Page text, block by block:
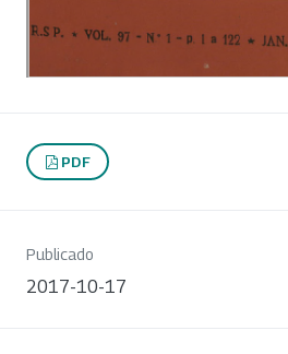
PDF
Publicado
2017-10-17